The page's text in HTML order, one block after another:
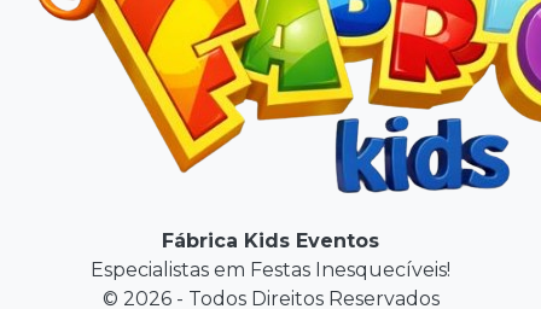
Fábrica Kids Eventos
Especialistas em Festas Inesquecíveis!
© 2026 - Todos Direitos Reservados